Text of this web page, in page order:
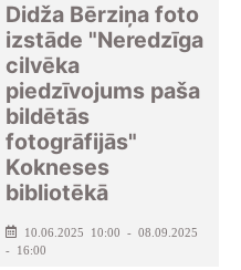
Didža Bērziņa foto
izstāde "Neredzīga
cilvēka
piedzīvojums paša
bildētās
fotogrāfijās"
Kokneses
bibliotēkā
10.06.2025 10:00 - 08.09.2025
- 16:00